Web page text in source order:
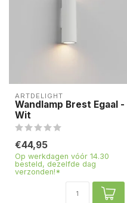
ARTDELIGHT
Wandlamp Brest Egaal -
Wit
€44,95
Op werkdagen vóór 14.30
besteld, dezelfde dag
verzonden!*